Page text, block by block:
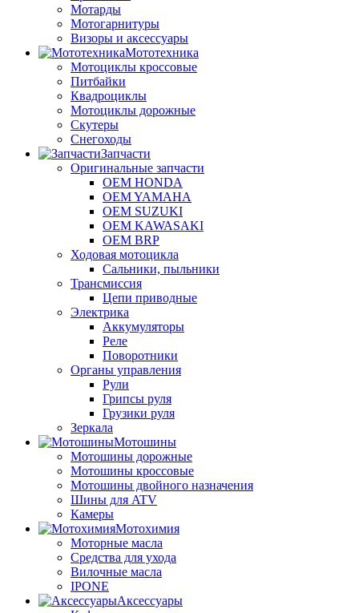
Мотарды
Мотогарнитуры
Визоры и аксессуары
Мототехника
Мотоциклы кроссовые
Питбайки
Квадроциклы
Мотоциклы дорожные
Скутеры
Снегоходы
Запчасти
Оригинальные запчасти
OEM HONDA
OEM YAMAHA
OEM SUZUKI
OEM KAWASAKI
OEM BRP
Ходовая мотоцикла
Сальники, пыльники
Трансмиссия
Цепи приводные
Электрика
Аккумуляторы
Реле
Поворотники
Органы управления
Рули
Грипсы руля
Грузики руля
Зеркала
Мотошины
Мотошины дорожные
Мотошины кроссовые
Мотошины двойного назначения
Шины для ATV
Камеры
Мотохимия
Моторные масла
Средства для ухода
Вилочные масла
IPONE
Аксессуары